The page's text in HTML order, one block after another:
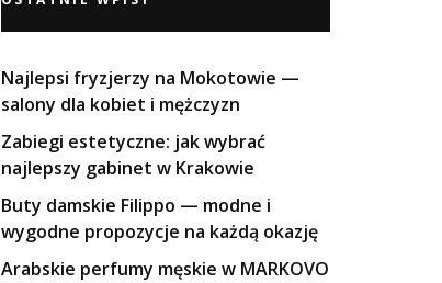
Najlepsi fryzjerzy na Mokotowie —
salony dla kobiet i mężczyzn
Zabiegi estetyczne: jak wybrać
najlepszy gabinet w Krakowie
Buty damskie Filippo — modne i
wygodne propozycje na każdą okazję
Arabskie perfumy męskie w MARKOVO